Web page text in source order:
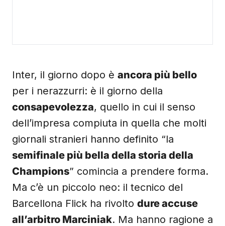
Inter, il giorno dopo è ancora più bello
per i nerazzurri: è il giorno della
consapevolezza, quello in cui il senso
dell’impresa compiuta in quella che molti
giornali stranieri hanno definito “la
semifinale più bella della storia della
Champions” comincia a prendere forma.
Ma c’è un piccolo neo: il tecnico del
Barcellona Flick ha rivolto dure accuse
all’arbitro Marciniak. Ma hanno ragione a